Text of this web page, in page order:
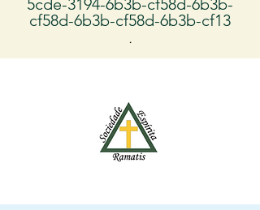
5cde-3194-6b3b-cf58d-6b3b-
cf58d-6b3b-cf58d-6b3b-cf13
.